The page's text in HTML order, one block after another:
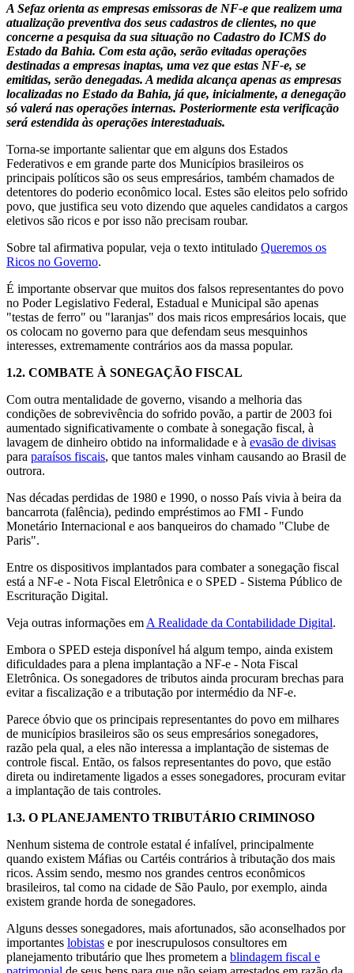
A Sefaz orienta as empresas emissoras de NF-e que realizem uma
atualização preventiva dos seus cadastros de clientes, no que
concerne a pesquisa da sua situação no Cadastro do ICMS do
Estado da Bahia. Com esta ação, serão evitadas operações
destinadas a empresas inaptas, uma vez que estas NF-e, se
emitidas, serão denegadas. A medida alcança apenas as empresas
localizadas no Estado da Bahia, já que, inicialmente, a denegação
só valerá nas operações internas. Posteriormente esta verificação
será estendida às operações interestaduais.
Torna-se importante salientar que em alguns dos Estados
Federativos e em grande parte dos Municípios brasileiros os
principais políticos são os seus empresários, também chamados de
detentores do poderio econômico local. Estes são eleitos pelo sofrido
povo, que justifica seu voto dizendo que aqueles candidatos a cargos
eletivos são ricos e por isso não precisam roubar.
Sobre tal afirmativa popular, veja o texto intitulado Queremos os
Ricos no Governo.
É importante observar que muitos dos falsos representantes do povo
no Poder Legislativo Federal, Estadual e Municipal são apenas
"testas de ferro" ou "laranjas" dos mais ricos empresários locais, que
os colocam no governo para que defendam seus mesquinhos
interesses, extremamente contrários aos da massa popular.
1.2. COMBATE À SONEGAÇÃO FISCAL
Com outra mentalidade de governo, visando a melhoria das
condições de sobrevivência do sofrido povão, a partir de 2003 foi
aumentado significativamente o combate à sonegação fiscal, à
lavagem de dinheiro obtido na informalidade e à evasão de divisas
para paraísos fiscais, que tantos males vinham causando ao Brasil de
outrora.
Nas décadas perdidas de 1980 e 1990, o nosso País vivia à beira da
bancarrota (falência), pedindo empréstimos ao FMI - Fundo
Monetário Internacional e aos banqueiros do chamado "Clube de
Paris".
Entre os dispositivos implantados para combater a sonegação fiscal
está a NF-e - Nota Fiscal Eletrônica e o SPED - Sistema Público de
Escrituração Digital.
Veja outras informações em A Realidade da Contabilidade Digital.
Embora o SPED esteja disponível há algum tempo, ainda existem
dificuldades para a plena implantação a NF-e - Nota Fiscal
Eletrônica. Os sonegadores de tributos ainda procuram brechas para
evitar a fiscalização e a tributação por intermédio da NF-e.
Parece óbvio que os principais representantes do povo em milhares
de municípios brasileiros são os seus empresários sonegadores,
razão pela qual, a eles não interessa a implantação de sistemas de
controle fiscal. Então, os falsos representantes do povo, que estão
direta ou indiretamente ligados a esses sonegadores, procuram evitar
a implantação de tais controles.
1.3. O PLANEJAMENTO TRIBUTÁRIO CRIMINOSO
Nenhum sistema de controle estatal é infalível, principalmente
quando existem Máfias ou Cartéis contrários à tributação dos mais
ricos. Assim sendo, mesmo nos grandes centros econômicos
brasileiros, tal como na cidade de São Paulo, por exemplo, ainda
existem grande horda de sonegadores.
Alguns desses sonegadores, mais afortunados, são aconselhados por
importantes lobistas e por inescrupulosos consultores em
planejamento tributário que lhes prometem a blindagem fiscal e